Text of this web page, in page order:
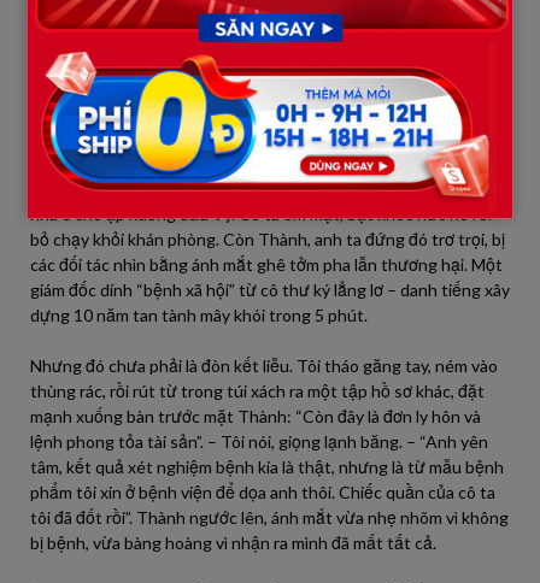
của cô, thì cô cũng nên tránh xa chồng tôi ra, anh ấy đang trong
diện “nguy cơ cao” đấy”.
Vy há hốc mồm, không thốt nên lời. Cô ta không thể đứng lên
nhận chiếc quần là của mình – vì như thế là thừa nhận mình bị
bệnh xã hội trước mặt bao nhiêu đối tác VIP. Nhưng cô ta cũng
không thể chối, vì camera an ninh (mà tôi đã “vô tình” chiếu lên
màn hình lớn ngay sau đó) quay rõ cảnh cô ta cởi nó ra. Sự nhục
nhã ê chề ập xuống đầu Vy. Cô ta ôm mặt, bật khóc nức nở rồi
bỏ chạy khỏi khán phòng. Còn Thành, anh ta đứng đó trơ trọi, bị
các đối tác nhìn bằng ánh mắt ghê tởm pha lẫn thương hại. Một
giám đốc dính “bệnh xã hội” từ cô thư ký lẳng lơ – danh tiếng xây
dựng 10 năm tan tành mây khói trong 5 phút.
Nhưng đó chưa phải là đòn kết liễu. Tôi tháo găng tay, ném vào
thùng rác, rồi rút từ trong túi xách ra một tập hồ sơ khác, đặt
mạnh xuống bàn trước mặt Thành: “Còn đây là đơn ly hôn và
lệnh phong tỏa tài sản”. – Tôi nói, giọng lạnh băng. – “Anh yên
tâm, kết quả xét nghiệm bệnh kia là thật, nhưng là từ mẫu bệnh
phẩm tôi xin ở bệnh viện để dọa anh thôi. Chiếc quần của cô ta
tôi đã đốt rồi”. Thành ngước lên, ánh mắt vừa nhẹ nhõm vì không
bị bệnh, vừa bàng hoàng vì nhận ra mình đã mất tất cả.